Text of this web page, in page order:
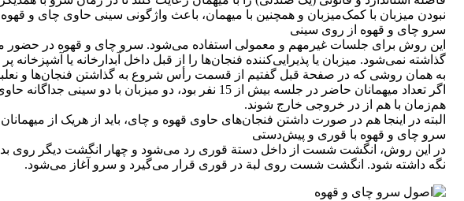
نبودن میزبان با کمک‌میزبان و همچنین با میهمان، باعث واژگونی سینی حاوی چای و
سرو چای و قهوه از روی سینی
این روش برای جلسات غیرمهم و معمولی استفاده می‌شود. سرو چای و قهوه در حضور
گذاشته نمی‌شود. میزبان یا پذیرایی‌کننده فنجان‌ها را از قبل داخل آبدارخانه یا
به همان روشی که در صفحة قبل گفتیم از قسمت رأس شروع به گذاشتن فنجان‌ها و
اگر تعداد میهمانان حاضر در جلسه بیش از 15 نفر بود، دو
هم‌زمان با هم از در خروجی خارج شوند.
البته در اینجا هم در صورت داشتن فنجان‌های حاوی قهوه و چای، باید از هریک از
سرو چای و قهوه با قوری و پیش‌دستی
در این روش، انگشت شست از داخل دستة قوری رد می‌شود و چهار انگشت دیگر روی
نگه داشته شود. انگشت شست روی لبة در قوری قرار می‌گیرد و سرو آغاز می‌شود.